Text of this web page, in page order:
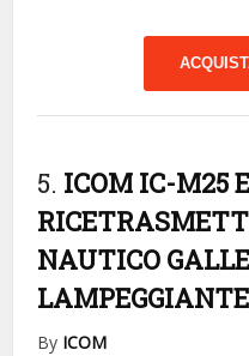
5. ICOM IC-M25
NAUTICO
LAMPEGGIANTE
By ICOM